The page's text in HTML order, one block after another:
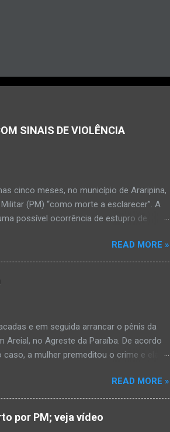
SINAIS DE VIOLÊNCIA
cinco meses, no município de Araripina,
(PM) “como morte a esclarecer”. A
possível ocorrência de estupro de
pela equipe médica, a vítima estava
ruptura anal e vaginal. Os pais
alguns sinais de mal-estar. Segundo
estado de saúde, na segunda-feira pela
READ MORE »
e em seguida arrancar o pênis da
no Agreste da Paraíba. De acordo
a mulher premeditou o crime e ela
o crime, a suspeita também escreveu uma
ela pede para que o filho mais velho, fruto
parentes da família. Ela já havia
e cortar o pênis dele, a mulher ainda
READ MORE »
por PM; veja vídeo